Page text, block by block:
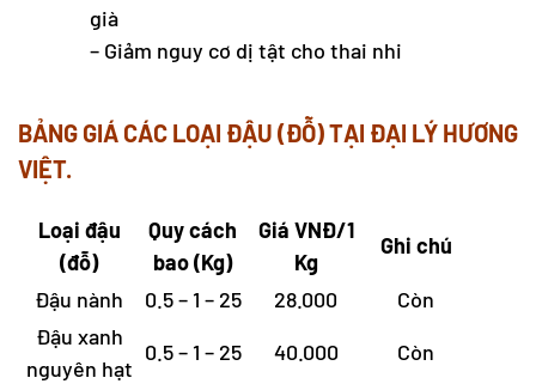
già
– Giảm nguy cơ dị tật cho thai nhi
BẢNG GIÁ CÁC LOẠI ĐẬU (ĐỖ) TẠI ĐẠI LÝ HƯƠNG
VIỆT.
Loại đậu
(đỗ)
Quy cách
bao (Kg)
Giá VNĐ/1
Kg
Ghi chú
Đậu nành 0.5 – 1 – 25 28.000
Còn
Đậu xanh
nguyên hạt
0.5 – 1 – 25 40.000 Còn